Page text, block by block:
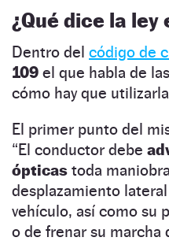
¿Qué dice la ley
Dentro del código de
109 el que habla de
cómo hay que
El primer punto del
“El conductor debe
ópticas toda
desplazamiento
vehículo, así como su
o de frenar su marcha